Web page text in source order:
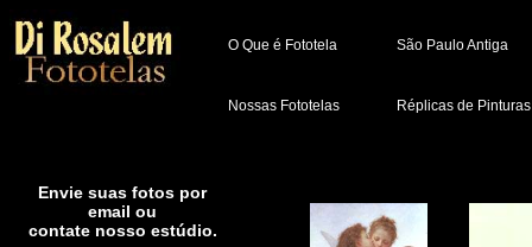
O Que é Fototela
Nossas Fototelas
São Paulo Antiga
Réplicas de Pinturas
Envie suas fotos por
email ou
contate nosso estúdio.